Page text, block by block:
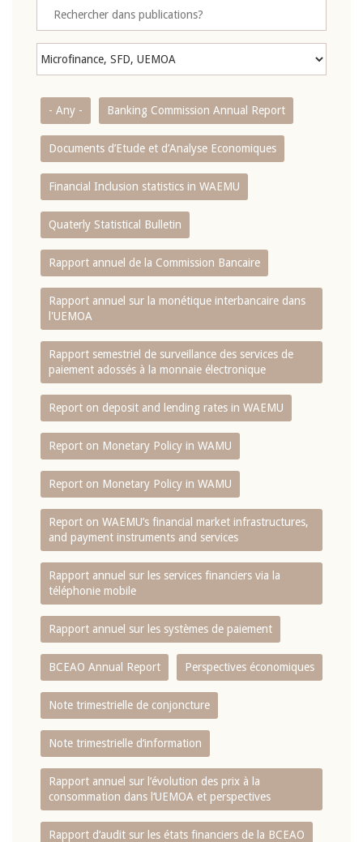
- Any - Banking Commission Annual Report
Documents d’Etude et d’Analyse Economiques
Financial Inclusion statistics in WAEMU
Quaterly Statistical Bulletin
Rapport annuel de la Commission Bancaire
Rapport annuel sur la monétique interbancaire dans
l'UEMOA
Rapport semestriel de surveillance des services de
paiement adossés à la monnaie électronique
Report on deposit and lending rates in WAEMU
Report on Monetary Policy in WAMU
Report on Monetary Policy in WAMU
Report on WAEMU’s financial market infrastructures,
and payment instruments and services
Rapport annuel sur les services financiers via la
téléphonie mobile
Rapport annuel sur les systèmes de paiement
BCEAO Annual Report Perspectives économiques
Note trimestrielle de conjoncture
Note trimestrielle d‘information
Rapport annuel sur l‘évolution des prix à la
consommation dans l‘UEMOA et perspectives
Rapport d‘audit sur les états financiers de la BCEAO